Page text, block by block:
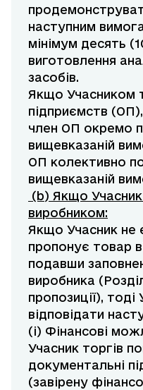
наступним
мінімум десять
виготовлення
засобів.
Якщо Учасником
підприємств
член ОП окремо
вищевказаній
ОП колективно
вищевказаній
(b) Якщо Учасник
виробником:
Якщо Учасник не
пропонує товар
подавши
виробника
пропозиції),
відповідати
(i) Фінансові
Учасник торгів
документальні
(завірену